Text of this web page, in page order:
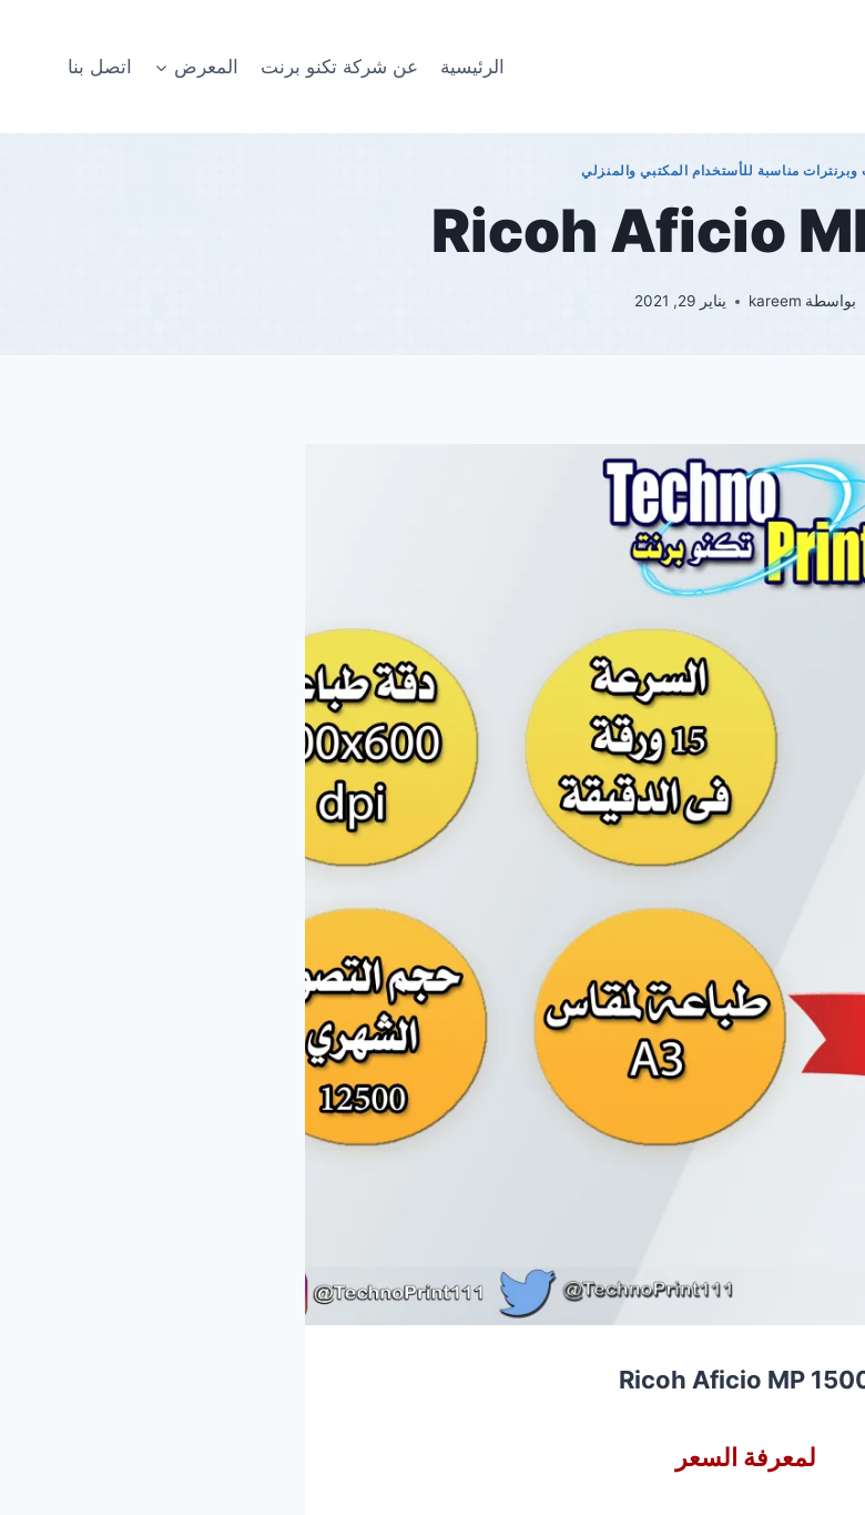
الرئيسية عن شركة تكنو برنت المعرض اتصل بنا
وبرنترات مناسبة للأستخدام المكتبي والمنزلي
Ricoh Aficio
بواسطة kareem يناير 29, 2021
Ricoh Aficio MP
لمعرفة السعر